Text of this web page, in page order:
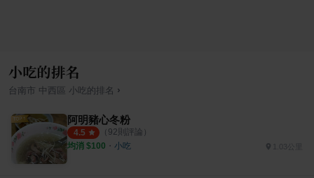
小吃的排名
台南市 中西區 小吃 的排名 ›
阿明豬心冬粉
4.5 （ 92則評論）
均消 $100 ・ 小吃